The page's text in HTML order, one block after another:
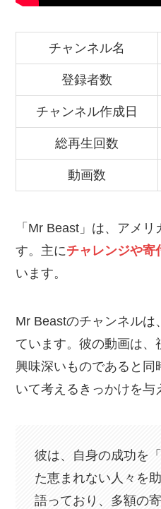
チャンネル名
登録者数
チャンネル作成日
総再生回数
動画数
「Mr Beast」は、アメ
す。主にチャレンジや寄
います。
Mr Beastのチャンネル
ています。彼の動画は、
興味深いものであると同
いて考えるきっかけを与
彼は、自身の成功を
た恵まれない人々を
語っており、多額の